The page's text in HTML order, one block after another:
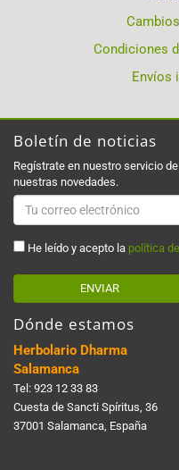
Condiciones
Envíos
Boletín de noticias
Regístrate en nuestro servicio
nuestras novedades.
He leído y acepto la política
ENVIAR
Dónde estamos
Herbolario Dharma
Salamanca
Tel: 923 12 33 83
Cuesta de Sancti Spí­ritus, 36
37001 Salamanca, España